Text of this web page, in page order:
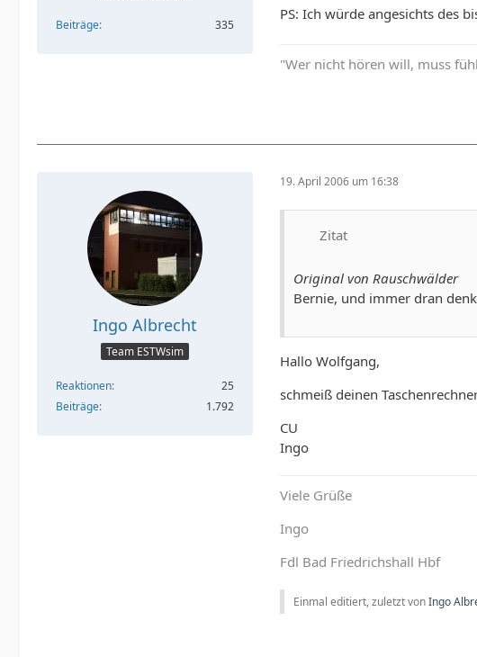
Beiträge 335
PS: Ich würde angesichts des
"Wer nicht hören will, muss
Ingo Albrecht
Team ESTWsim
Reaktionen
25
Beiträge
1.792
19. April 2006 um 16:38
Zitat
Original von Rauschwälder
Bernie, und immer dran
Hallo Wolfgang,
schmeiß deinen
CU
Ingo
Viele Grüße
Ingo
Fdl Bad Friedrichshall Hbf
Einmal editiert, zuletzt vonIngo